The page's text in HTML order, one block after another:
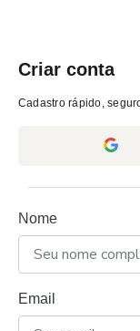
Criar conta
Cadastro rápido,
Nome
Email